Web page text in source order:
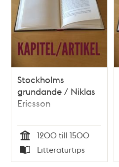
Stockholms
grundande / Niklas
Ericsson
Tid
1200 till 1500
Typ
Litteraturtips